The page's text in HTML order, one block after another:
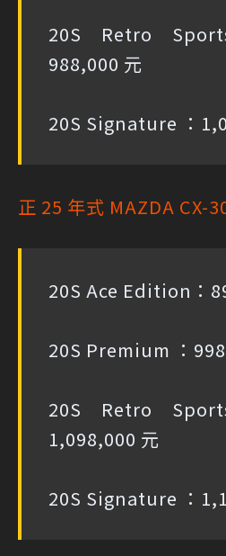
20S Retro
988,000 元
20S Signature ：
正 25 年式 MAZDA CX-
20S Ace Edition：
20S Premium ：
20S Retro
1,098,000 元
20S Signature ：